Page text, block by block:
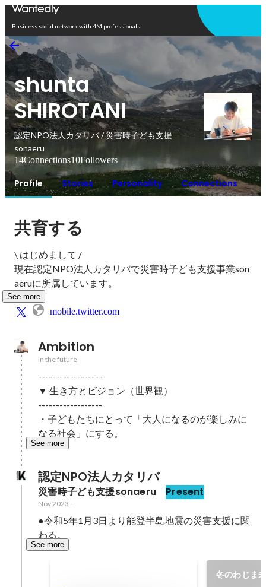
Business social network with 4M professionals
shunta
SHIROTANI
認定NPO法人カタリバ / 災害時子ども支援
sonaeru
14Connections10Followers
Profile Stories Personality Connections
共育する
\ はじめまして /
現在認定NPO法人カタリバで災害時子ども支援事業son
aeruに所属しています。
See more
mobile.twitter.com
Ambition
In the future
------------------
▼ 生き方とビジョン（世界観）
------------------
・子どもたちにとって「大人になるのが楽しみに
なる社会」にする。
See more
認定NPO法人カタリバ
災害時子ども支援sonaeru Present
Nov 2023 -
●令和5年1月3日より能登半島地震の災害支援に関
わる。
See more
冬のわじま